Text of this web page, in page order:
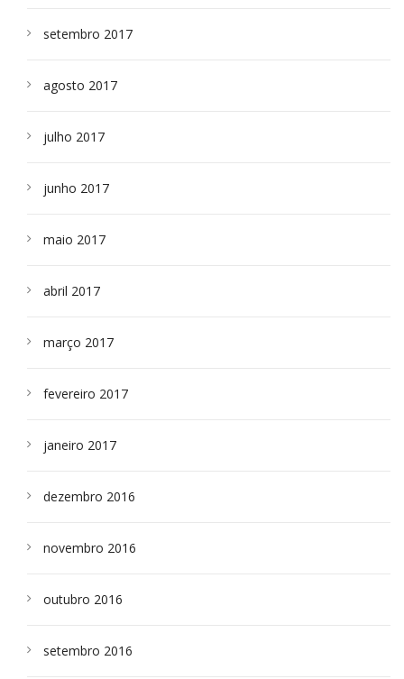
setembro 2017
agosto 2017
julho 2017
junho 2017
maio 2017
abril 2017
março 2017
fevereiro 2017
janeiro 2017
dezembro 2016
novembro 2016
outubro 2016
setembro 2016